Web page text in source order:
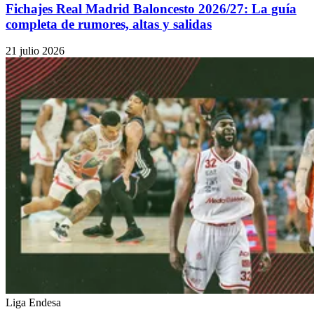
Fichajes Real Madrid Baloncesto 2026/27: La guía
completa de rumores, altas y salidas
21 julio 2026
Liga Endesa